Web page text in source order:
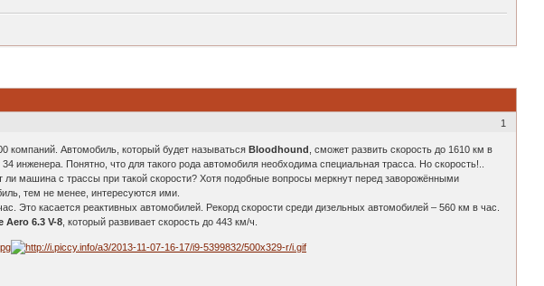
1
компаний. Автомобиль, который будет называтьсяBloodhound , сможет развить скорость до 1610 км в
Понятно, что для такого рода автомобиля необходима специальная трасса. Но скорость!..
машина с трассы при такой скорости? Хотя подобные вопросы меркнут перед заворожёнными
тем не менее, интересуются ими.
Это касается реактивных автомобилей. Рекорд скорости среди дизельных автомобилей – 560 км в час.
Aero 6.3 V-8 , который развивает скорость до 443 км/ч.